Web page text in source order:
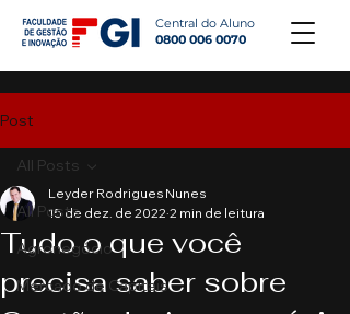
Central do Aluno
0800 006 0070
Post
All Posts
Agronegócio
Mercado de Capitais
All Posts
Tudo o que você
precisa saber sobre
Leyder Rodrigues Nunes
15 de dez. de 2022 2 min de leitura